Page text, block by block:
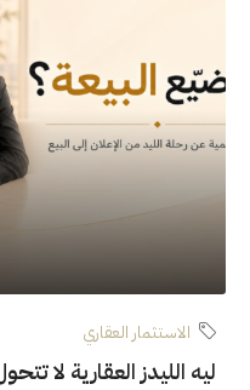
الاستثمار العقاري
ليه الليدز العقارية لا